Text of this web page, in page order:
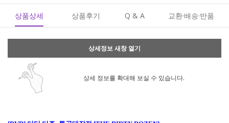
상품상세 상품후기 Q & A 교환·배송·반품
상세정보 새창 열기
상세 정보를 확대해 보실 수 있습니다.